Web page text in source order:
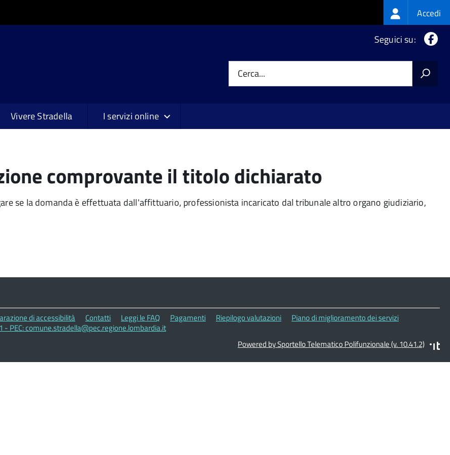
Login
menu
Accedi
Seguici su:
Cerca...
Vivere Stradella I servizi online
comprovante il titolo dichiarato
se la domanda è effettuata dall'affittuario, professionista incaricato dal tribunale altro organo giudiziario,
di accessibilità Contatti Leggi le FAQ Pagamenti Riepilogo valutazioni
Piano di miglioramento dei servizi
PEC: comune.stradella@pec.regione.lombardia.it
Powered by Sportello Telematico Polifunzionale (v. 10.41.2)